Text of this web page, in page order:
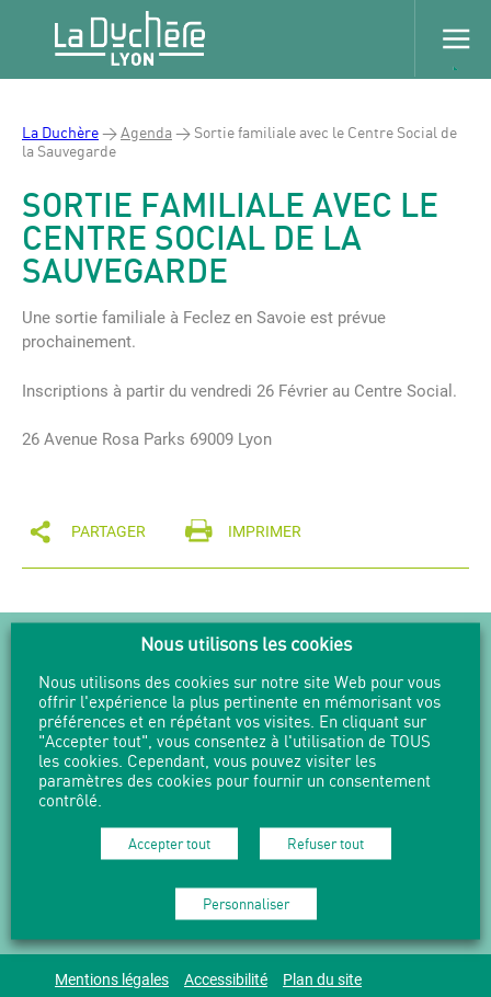
La Duchère>Agenda > Sortie familiale avec le Centre Social de
la Sauvegarde
SORTIE FAMILIALE AVEC LE
CENTRE SOCIAL DE LA
SAUVEGARDE
Une sortie familiale à Feclez en Savoie est prévue
prochainement.
Inscriptions à partir du vendredi 26 Février au Centre Social.
26 Avenue Rosa Parks 69009 Lyon
PARTAGER IMPRIMER
NEWSLETTER
Suivez l'actualité en vous abonnant
à nos Newsletters.
M'abonner
04 37 49 73 90 -mduchere@grandlyon.com
12 bis place Gisèle Halimi 69009 LYON
Mentions légales Accessibilité
Plan du site
Nous utilisons les cookies
Nous utilisons des cookies sur notre site Web pour vous
offrir l'expérience la plus pertinente en mémorisant vos
préférences et en répétant vos visites. En cliquant sur
"Accepter tout", vous consentez à l'utilisation de TOUS
les cookies. Cependant, vous pouvez visiter les
paramètres des cookies pour fournir un consentement
contrôlé.
Accepter tout Refuser tout
Personnaliser